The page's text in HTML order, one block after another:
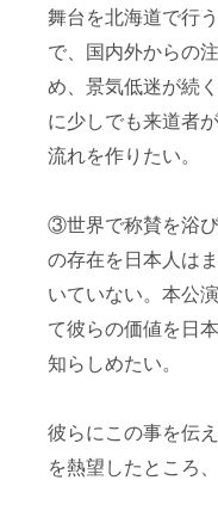
舞台を北海道で行
で、国内外からの
め、景気低迷が続
に少しでも来道者
流れを作りたい。
③世界で称賛を浴
の存在を日本人は
いていない。本公
て彼らの価値を日
知らしめたい。
彼らにこの事を伝
を熱望したところ、